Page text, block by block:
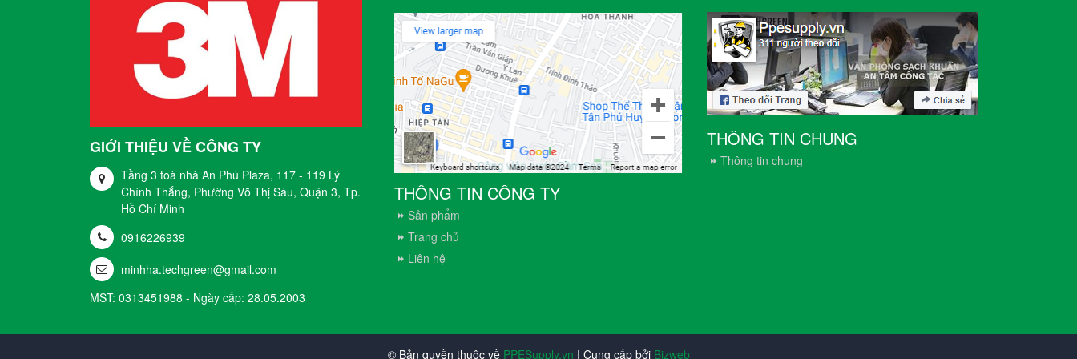
GIỚI THIỆU VỀ CÔNG TY
Tầng 3 toà nhà An Phú Plaza, 117 - 119 Lý
Chính Thắng, Phường Võ Thị Sáu, Quận 3, Tp.
Hồ Chí Minh
0916226939
minhha.techgreen@gmail.com
MST: 0313451988 - Ngày cấp: 28.05.2003
THÔNG TIN CÔNG TY
Sản phẩm
Trang chủ
Liên hệ
THÔNG TIN CHUNG
Thông tin chung
© Bản quyền thuộc về PPESupply.vn | Cung cấp bởi Bizweb